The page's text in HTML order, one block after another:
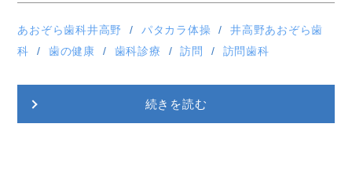
あおぞら歯科井高野 パタカラ体操
井高野あおぞら歯
科
歯の健康 歯科診療 訪問 訪問歯科
続きを読む